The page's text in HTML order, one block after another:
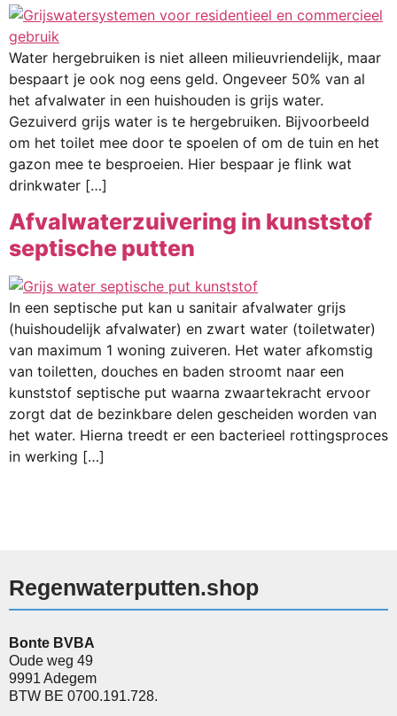
Water hergebruiken is niet alleen milieuvriendelijk, maar
bespaart je ook nog eens geld. Ongeveer 50% van al
het afvalwater in een huishouden is grijs water.
Gezuiverd grijs water is te hergebruiken. Bijvoorbeeld
om het toilet mee door te spoelen of om de tuin en het
gazon mee te besproeien. Hier bespaar je flink wat
drinkwater […]
Afvalwaterzuivering in kunststof
septische putten
In een septische put kan u sanitair afvalwater grijs
(huishoudelijk afvalwater) en zwart water (toiletwater)
van maximum 1 woning zuiveren. Het water afkomstig
van toiletten, douches en baden stroomt naar een
kunststof septische put waarna zwaartekracht ervoor
zorgt dat de bezinkbare delen gescheiden worden van
het water. Hierna treedt er een bacterieel rottingsproces
in werking […]
Regenwaterputten.shop
Bonte BVBA
Oude weg 49
9991 Adegem
BTW BE 0700.191.728.